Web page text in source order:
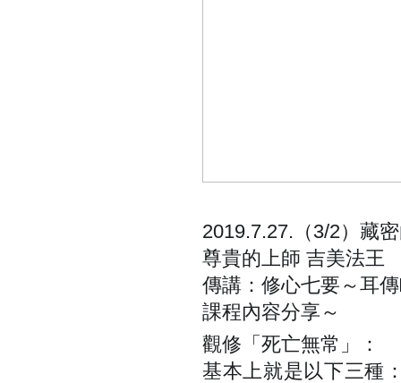
2019.7.27.（3/2）藏
尊貴的上師 吉美法王
傳講：修心七要～耳
課程內容分享～
觀修「死亡無常」：
基本上就是以下三種